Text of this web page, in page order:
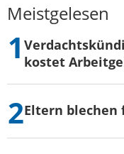
Meistgelesen
kostet
Eltern